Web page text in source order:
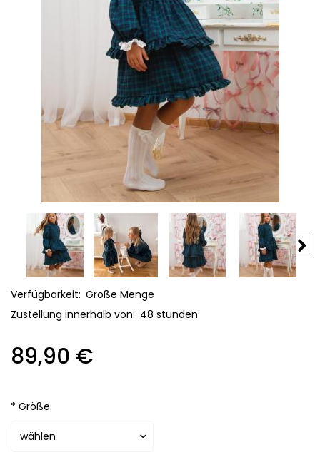
Verfügbarkeit: Große Menge
Zustellung innerhalb von: 48 stunden
89,90 €
* Größe: